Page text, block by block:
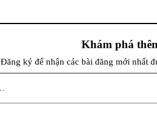
Khám phá
Đăng ký để nhận các bài đăng mới nhất